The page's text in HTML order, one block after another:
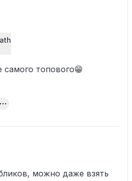
топового😁
можно даже взять